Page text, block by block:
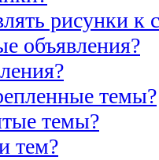
рисунки к
объявления?
темы?
темы?
тем?